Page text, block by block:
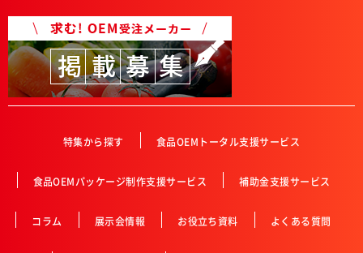
特集から探す 食品OEMトータル支援サービス
食品OEMパッケージ制作支援サービス 補助金支援サービス
コラム 展示会情報 お役立ち資料 よくある質問